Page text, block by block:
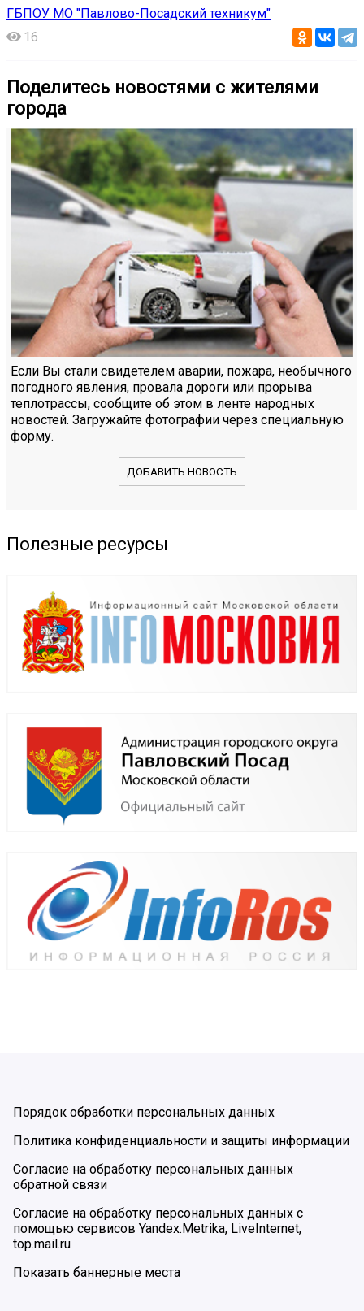
ГБПОУ МО "Павлово-Посадский техникум"
16
Поделитесь новостями с жителями
города
Если Вы стали свидетелем аварии, пожара, необычного
погодного явления, провала дороги или прорыва
теплотрассы, сообщите об этом в ленте народных
новостей. Загружайте фотографии через специальную
форму.
ДОБАВИТЬ НОВОСТЬ
Полезные ресурсы
Порядок обработки персональных данных
Политика конфиденциальности и защиты информации
Согласие на обработку персональных данных
обратной связи
Согласие на обработку персональных данных с
помощью сервисов Yandex.Metrika, LiveInternet,
top.mail.ru
Показать баннерные места